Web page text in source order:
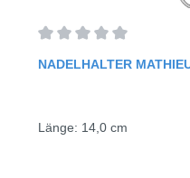
NADELHALTER
Länge: 14,0 cm